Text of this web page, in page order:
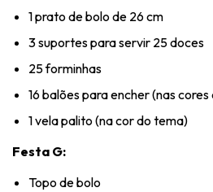
1 prato de bolo de 26 cm
3 suportes para servir 25 doces
25 forminhas
16 balões para encher (nas
1 vela palito (na cor do tema)
Festa G:
Topo de bolo